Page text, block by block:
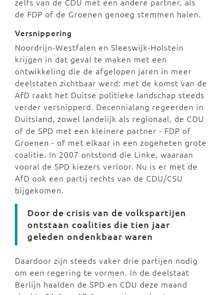
de FDP of de Groenen genoeg stemmen halen.
Versnippering
Noordrijn-Westfalen en Sleeswijk-Holstein
krijgen in dat geval te maken met een
ontwikkeling die de afgelopen jaren in meer
deelstaten zichtbaar werd: met de komst van de
AfD raakt het Duitse politieke landschap steeds
verder versnipperd. Decennialang regeerden in
Duitsland, zowel landelijk als regionaal, de CDU
of de SPD met een kleinere partner - FDP of
Groenen - of met elkaar in een zogeheten grote
coalitie. In 2007 ontstond die Linke, waaraan
vooral de SPD kiezers verloor. Nu is er met de
AfD ook een partij rechts van de CDU/CSU
bijgekomen.
Door de crisis van de volkspartijen
ontstaan coalities die tien jaar
geleden ondenkbaar waren
Daardoor zijn steeds vaker drie partijen nodig
om een regering te vormen. In de deelstaat
Berlijn haalden de SPD en CDU deze maand